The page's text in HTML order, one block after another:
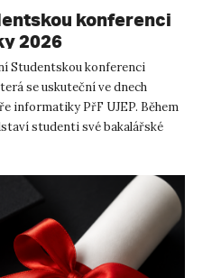
konferenci
2026
Studentskou konferenci
se uskuteční ve dnech
informatiky PřF UJEP. Během
studenti své bakalářské